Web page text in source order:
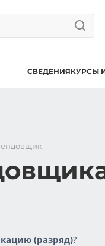
СВЕДЕНИЯКУРСЫ
(разряд)?